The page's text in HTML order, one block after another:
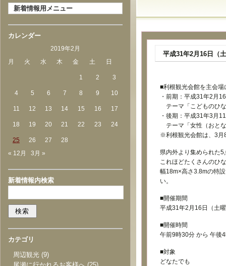
平成31年2月16日（
■利根観光会館を主会
・前期：平成31年2月
テーマ「こどものひ
・後期：平成31年3月
テーマ「女性（おと
※利根観光会館は、3月
県内外より集められた
これほどたくさんのひ
幅18m×高さ3.8mの特
い。
■開催期間
平成31年2月16日（土
■開催時間
午前9時30分 から 午後
■対象
どなたでも
新着情報用メニュー
カレンダー
2019年2月
月
火 水 木 金 土 日
1 2 3
4 5 6 7 8 9 10
11 12 13 14 15 16 17
18 19 20 21 22 23 24
25 26 27
28
« 12月
3月 »
新着情報内検索
カテゴリ
周辺観光 (9)